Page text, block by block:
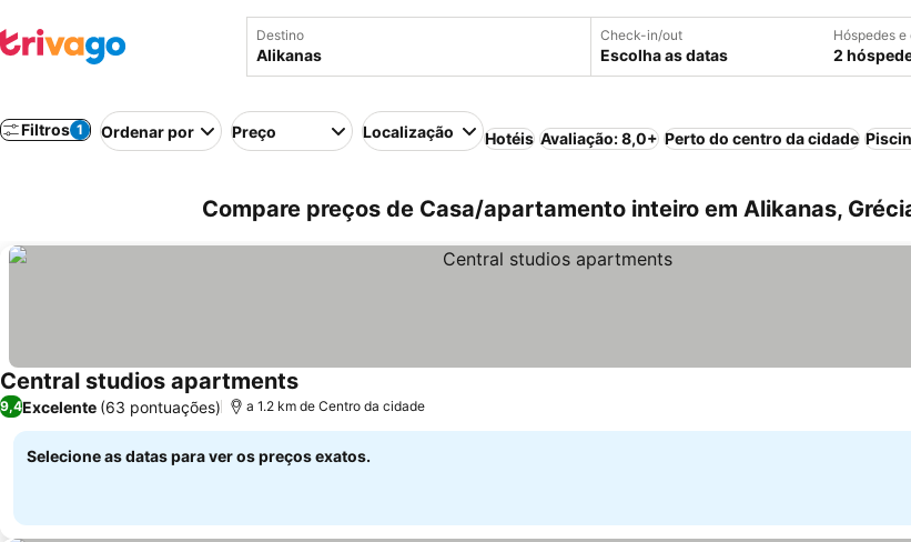
Destino Check-in/out
Escolha as datas
Hóspedes e
2
Filtros 1 Ordenar por Preço Localização Hotéis Avaliação: 8,0+ Perto do centro da cidade
Compare preços de Casa/apartamento inteiro em Alikanas,
Central studios apartments
9,4Excelente (63 pontuações) a 1.2 km de Centro da cidade
Selecione as datas para ver os preços exatos.